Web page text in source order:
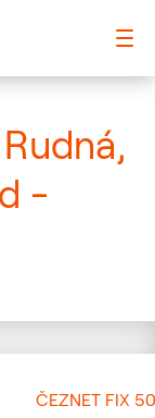
-
ČEZNET FIX